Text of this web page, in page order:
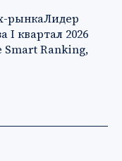
рынкаЛидер
I квартал 2026
Smart Ranking,